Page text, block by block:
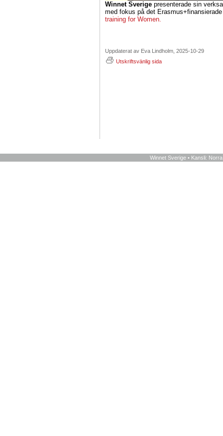
Winnet Sverige presenterade sin
med fokus på det
training for Women.
Uppdaterat av Eva Lindholm, 2025-10-29
Utskriftsvänlig sida
Winnet Sverige • Kansli: